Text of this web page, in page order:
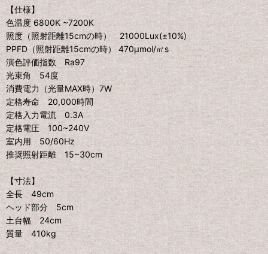
【仕様】
色温度 6800K ~7200K
照度（照射距離15cmの時） 21000Lux(±10%)
PPFD（照射距離15cmの時） 470μmol/㎡s
演色評価指数 Ra97
光束角 54度
消費電力（光量MAX時）7W
定格寿命 20,000時間
定格入力電流 0.3A
定格電圧 100~240V
室内用 50/60Hz
推奨照射距離 15~30cm
【寸法】
全長 49cm
ヘッド部分 5cm
土台幅 24cm
質量 410kg